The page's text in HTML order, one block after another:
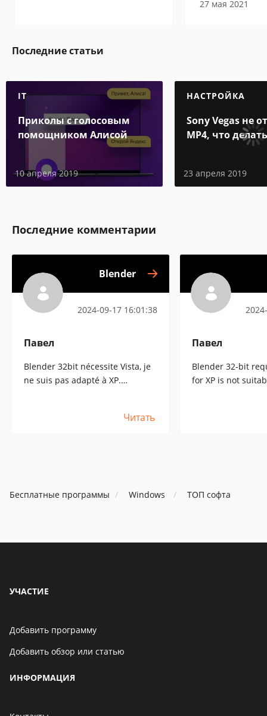
27 мая 2021
Последние статьи
IT
Приколы с голосовым
помощником Алисой
10 апреля 2019
НАСТРОЙКА
Sony Vegas не
MP4, что
23 апреля 2019
Последние комментарии
Blender
2024-09-17 16:01:38
Павел
Blender 32bit nécessite Vista, je
ne suis pas adapté à XP.
Читать
Павел
Blender 32-bit
for XP is not
Бесплатные программы Windows ТОП софта
УЧАСТИЕ
Добавить программу
Добавить обзор или статью
ИНФОРМАЦИЯ